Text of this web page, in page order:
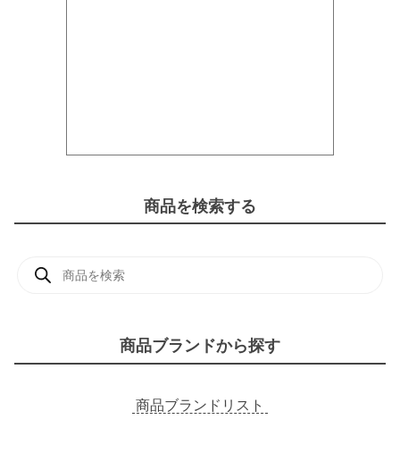
商品を検索する
商品ブランドから探す
商品ブランドリスト